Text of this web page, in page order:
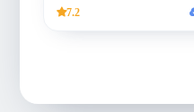
7.2